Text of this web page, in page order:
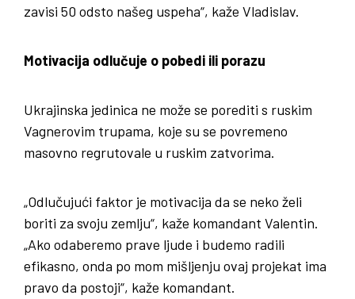
zavisi 50 odsto našeg uspeha“, kaže Vladislav.
Motivacija odlučuje o pobedi ili porazu
Ukrajinska jedinica ne može se porediti s ruskim
Vagnerovim trupama, koje su se povremeno
masovno regrutovale u ruskim zatvorima.
„Odlučujući faktor je motivacija da se neko želi
boriti za svoju zemlju“, kaže komandant Valentin.
„Ako odaberemo prave ljude i budemo radili
efikasno, onda po mom mišljenju ovaj projekat ima
pravo da postoji“, kaže komandant.